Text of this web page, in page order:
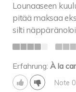
Lounaaseen
pitää maksaa
silti
Erfahrung:À la
Note 0